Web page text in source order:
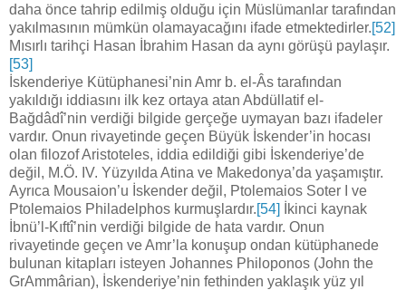
daha önce tahrip edilmiş olduğu için Müslümanlar tarafından
yakılmasının mümkün olamayacağını ifade etmektedirler.[52]
Mısırlı tarihçi Hasan İbrahim Hasan da aynı görüşü paylaşır.
[53]
İskenderiye Kütüphanesi’nin Amr b. el-Âs tarafından
yakıldığı iddiasını ilk kez ortaya atan Abdüllatif el-
Bağdâdî’nin verdiği bilgide gerçeğe uymayan bazı ifadeler
vardır. Onun rivayetinde geçen Büyük İskender’in hocası
olan filozof Aristoteles, iddia edildiği gibi İskenderiye’de
değil, M.Ö. IV. Yüzyılda Atina ve Makedonya’da yaşamıştır.
Ayrıca Mousaion’u İskender değil, Ptolemaios Soter I ve
Ptolemaios Philadelphos kurmuşlardır.[54]
İkinci kaynak
İbnü’l-Kıftî’nin verdiği bilgide de hata vardır. Onun
rivayetinde geçen ve Amr’la konuşup ondan kütüphanede
bulunan kitapları isteyen Johannes Philoponos (John the
GrAmmârian), İskenderiye’nin fethinden yaklaşık yüz yıl